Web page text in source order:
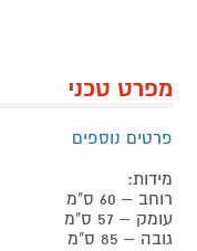
מפרט טכני
פרטים נוספים
מידות:
רוחב – 60 ס"מ
עומק – 57 ס"מ
גובה – 85 ס"מ